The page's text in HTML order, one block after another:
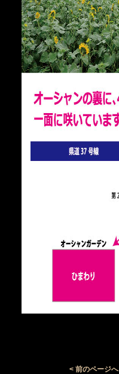
< 前のページへ